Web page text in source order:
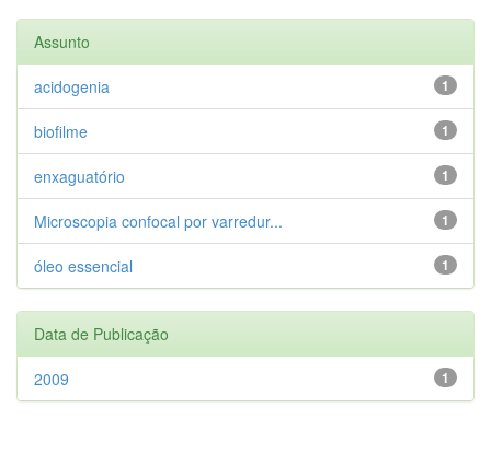
Assunto
1
acidogenia
1
biofilme
1
enxaguatório
1
Microscopia confocal por varredur...
1
óleo essencial
Data de Publicação
1
2009